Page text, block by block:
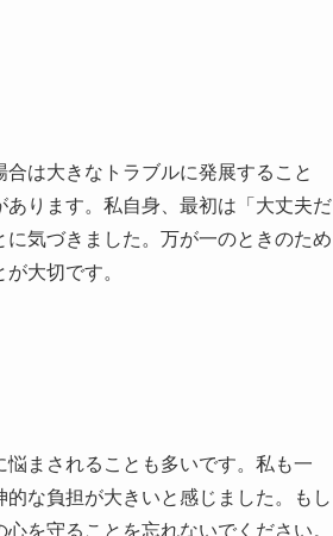
は大きなトラブルに発展すること
ります。私自身、最初は「大丈夫だ
気づきました。万が一のときのため
大切です。
まされることも多いです。私も一
な負担が大きいと感じました。もし
を守ることを忘れないでください。